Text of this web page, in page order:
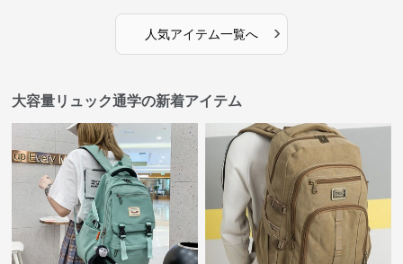
人気アイテム一覧へ ›
大容量リュック通学の新着アイテム